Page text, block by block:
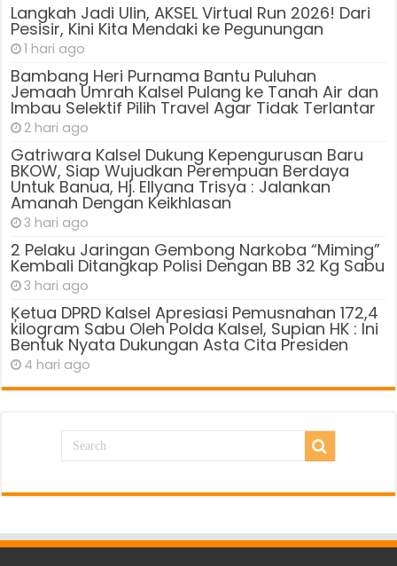
Langkah Jadi Ulin, AKSEL Virtual Run 2026! Dari
Pesisir, Kini Kita Mendaki ke Pegunungan
1 hari ago
Bambang Heri Purnama Bantu Puluhan
Jemaah Umrah Kalsel Pulang ke Tanah Air dan
Imbau Selektif Pilih Travel Agar Tidak Terlantar
2 hari ago
Gatriwara Kalsel Dukung Kepengurusan Baru
BKOW, Siap Wujudkan Perempuan Berdaya
Untuk Banua, Hj. Ellyana Trisya : Jalankan
Amanah Dengan Keikhlasan
3 hari ago
2 Pelaku Jaringan Gembong Narkoba “Miming”
Kembali Ditangkap Polisi Dengan BB 32 Kg Sabu
3 hari ago
Ķetua DPRD Kalsel Apresiasi Pemusnahan 172,4
kilogram Sabu Oleh Polda Kalsel, Supian HK : Ini
Bentuk Nyata Dukungan Asta Cita Presiden
4 hari ago